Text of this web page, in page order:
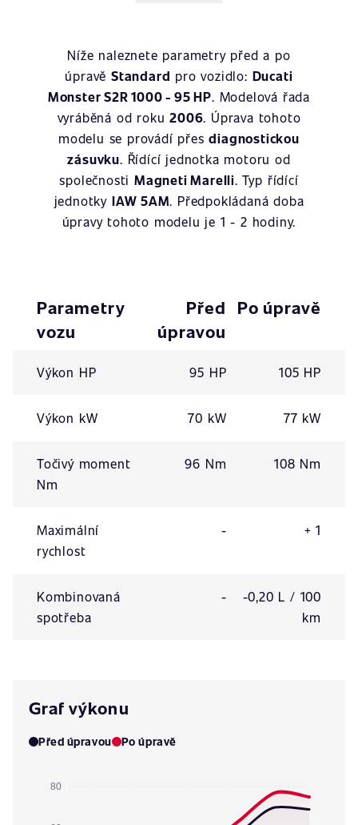
Níže naleznete parametry před a po
úpravěStandard pro vozidlo: Ducati
Monster S2R 1000 - 95 HP. Modelová řada
vyráběná od roku2006. Úprava tohoto
modelu se provádí přesdiagnostickou
zásuvku. Řídící jednotka motoru od
společnosti Magneti Marelli. Typ řídící
jednotky IAW 5AM. Předpokládaná doba
úpravy tohoto modelu je 1 - 2 hodiny.
Parametry
vozu
Před
úpravou
Po úpravě
Výkon HP 95 HP 105 HP
Výkon kW 70 kW 77 kW
Točivý moment
Nm
96 Nm 108 Nm
Maximální
rychlost
- + 1
Kombinovaná
spotřeba
-
-0,20 L / 100
km
Graf výkonu
Před úpravou Po úpravě
80